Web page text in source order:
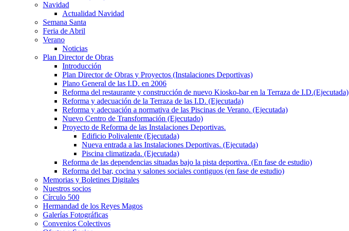
Navidad
Actualidad Navidad
Semana Santa
Feria de Abril
Verano
Noticias
Plan Director de Obras
Introducción
Plan Director de Obras y Proyectos (Instalaciones Deportivas)
Plano General de las I.D. en 2006
Reforma del restaurante y construcción de nuevo Kiosko-bar en la Terraza de I.D.(Ejecutada)
Reforma y adecuación de la Terraza de las I.D. (Ejecutada)
Reforma y adecuación a normativa de las Piscinas de Verano. (Ejecutada)
Nuevo Centro de Transformación (Ejecutado)
Proyecto de Reforma de las Instalaciones Deportivas.
Edificio Polivalente (Ejecutada)
Nueva entrada a las Instalaciones Deportivas. (Ejecutada)
Piscina climatizada. (Ejecutada)
Reforma de las dependencias situadas bajo la pista deportiva. (En fase de estudio)
Reforma del bar, cocina y salones sociales contiguos (en fase de estudio)
Memorias y Boletines Digitales
Nuestros socios
Círculo 500
Hermandad de los Reyes Magos
Galerías Fotográficas
Convenios Colectivos